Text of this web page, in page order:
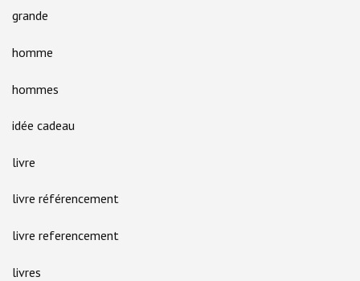
grande
homme
hommes
idée cadeau
livre
livre référencement
livre referencement
livres